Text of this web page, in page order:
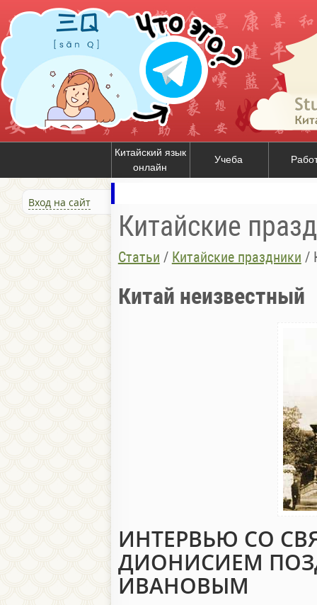
Китайский язык
онлайн
Учеба
Вход на сайт
Китайские
Статьи / Китайские праздники /
Китай неизвестный
ИНТЕРВЬЮ СО
ДИОНИСИЕМ
ИВАНОВЫМ